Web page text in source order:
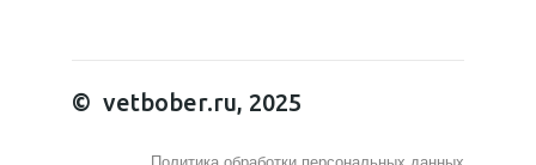
© vetbober.ru, 2025